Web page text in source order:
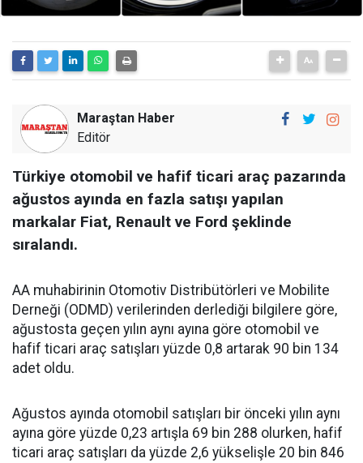
Maraştan Haber
Editör
Türkiye otomobil ve hafif ticari araç pazarında
ağustos ayında en fazla satışı yapılan
markalar Fiat, Renault ve Ford şeklinde
sıralandı.
AA muhabirinin Otomotiv Distribütörleri ve Mobilite
Derneği (ODMD) verilerinden derlediği bilgilere göre,
ağustosta geçen yılın aynı ayına göre otomobil ve
hafif ticari araç satışları yüzde 0,8 artarak 90 bin 134
adet oldu.
Ağustos ayında otomobil satışları bir önceki yılın aynı
ayına göre yüzde 0,23 artışla 69 bin 288 olurken, hafif
ticari araç satışları da yüzde 2,6 yükselişle 20 bin 846